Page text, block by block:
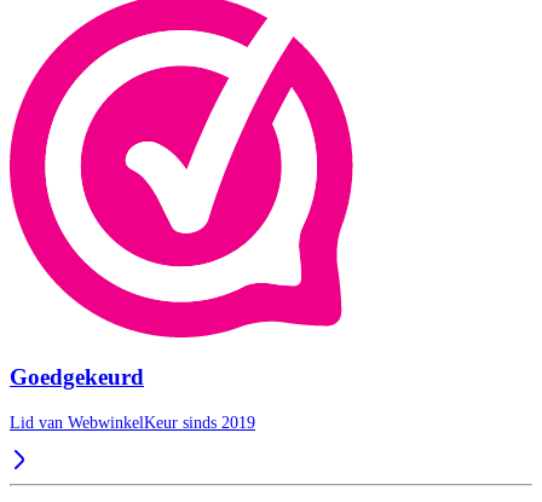
Goedgekeurd
Lid van WebwinkelKeur sinds 2019